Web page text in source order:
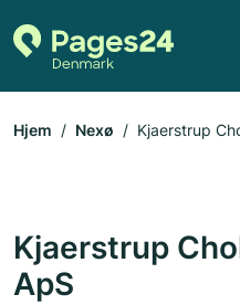
Hjem Nexø Kjaerstrup
Kjaerstrup
ApS